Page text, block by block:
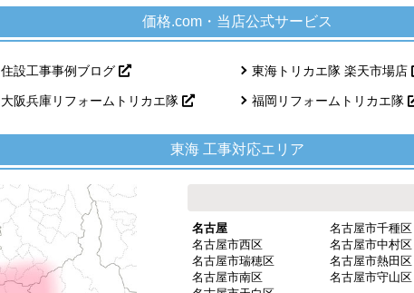
価格.com・当店公式サービス
住設工事事例ブログ 東海トリカエ隊 楽天市場店
大阪兵庫リフォームトリカエ隊 福岡リフォームトリカエ隊
東海 工事対応エリア
名古屋 名古屋市千種区
名古屋市西区
名古屋市中村区
名古屋市瑞穂区
名古屋市熱田区
名古屋市南区
名古屋市守山区